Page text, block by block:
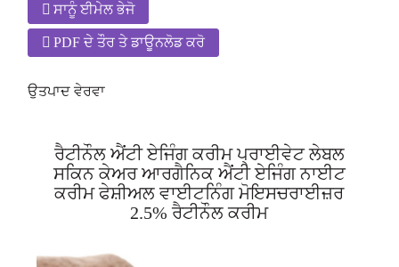
ਸਾਨੂੰ ਈਮੇਲ ਭੇਜੋ
PDF ਦੇ ਤੌਰ ਤੇ ਡਾਊਨਲੋਡ ਕਰੋ
ਉਤਪਾਦ ਵੇਰਵਾ
ਰੈਟੀਨੌਲ ਐਂਟੀ ਏਜਿੰਗ ਕਰੀਮ ਪ੍ਰਾਈਵੇਟ ਲੇਬਲ
ਸਕਿਨ ਕੇਅਰ ਆਰਗੈਨਿਕ ਐਂਟੀ ਏਜਿੰਗ ਨਾਈਟ
ਕਰੀਮ ਫੇਸ਼ੀਅਲ ਵਾਈਟਨਿੰਗ ਮੋਇਸਚਰਾਈਜ਼ਰ
2.5% ਰੈਟੀਨੌਲ ਕਰੀਮ